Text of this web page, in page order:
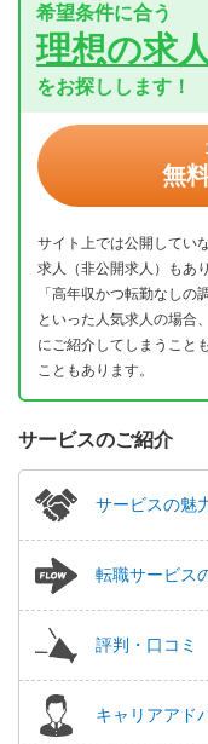
希望条件に合う
理想の求人
をお探しします！
無
サイト上では公開してい
求人（非公開求人）もあ
「高年収かつ転勤なしの
といった人気求人の場合
にご紹介してしまうこと
こともあります。
サービスのご紹介
サービスの魅
転職サービス
評判・口コミ
キャリアアド